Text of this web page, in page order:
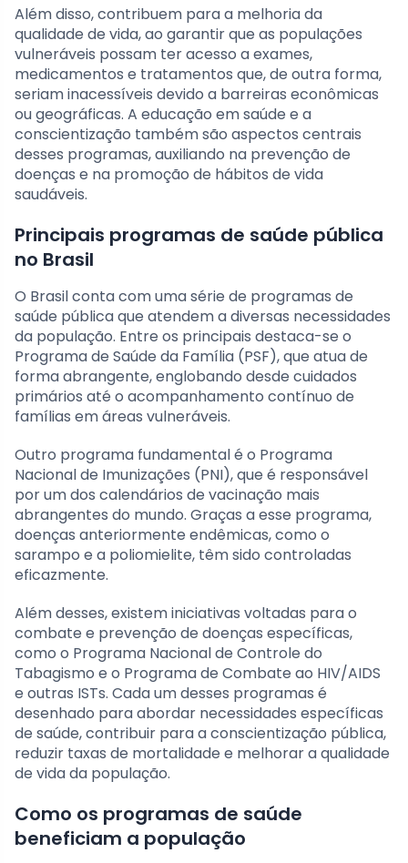
Além disso, contribuem para a melhoria da
qualidade de vida, ao garantir que as populações
vulneráveis possam ter acesso a exames,
medicamentos e tratamentos que, de outra forma,
seriam inacessíveis devido a barreiras econômicas
ou geográficas. A educação em saúde e a
conscientização também são aspectos centrais
desses programas, auxiliando na prevenção de
doenças e na promoção de hábitos de vida
saudáveis.
Principais programas de saúde pública
no Brasil
O Brasil conta com uma série de programas de
saúde pública que atendem a diversas necessidades
da população. Entre os principais destaca-se o
Programa de Saúde da Família (PSF), que atua de
forma abrangente, englobando desde cuidados
primários até o acompanhamento contínuo de
famílias em áreas vulneráveis.
Outro programa fundamental é o Programa
Nacional de Imunizações (PNI), que é responsável
por um dos calendários de vacinação mais
abrangentes do mundo. Graças a esse programa,
doenças anteriormente endêmicas, como o
sarampo e a poliomielite, têm sido controladas
eficazmente.
Além desses, existem iniciativas voltadas para o
combate e prevenção de doenças específicas,
como o Programa Nacional de Controle do
Tabagismo e o Programa de Combate ao HIV/AIDS
e outras ISTs. Cada um desses programas é
desenhado para abordar necessidades específicas
de saúde, contribuir para a conscientização pública,
reduzir taxas de mortalidade e melhorar a qualidade
de vida da população.
Como os programas de saúde
beneficiam a população